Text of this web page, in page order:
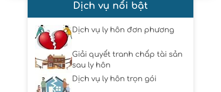
Dịch vụ nổi bật
Dịch vụ ly hôn đơn phương
Giải quyết tranh chấp tài sản
sau ly hôn
Dịch vụ ly hôn trọn gói